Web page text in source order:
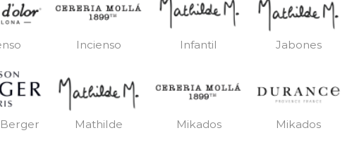
Incienso Infantil Jabones
Mathilde Mikados Mikados